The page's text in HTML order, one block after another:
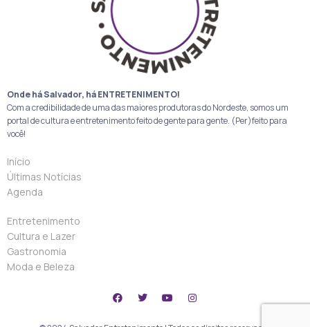
Onde há Salvador, há ENTRETENIMENTO!
Com a credibilidade de uma das maiores produtoras do Nordeste, somos um
portal de cultura e entretenimento feito de gente para gente. (Per)feito para
você!
Início
Últimas Notícias
Agenda
Entretenimento
Cultura e Lazer
Gastronomia
Moda e Beleza